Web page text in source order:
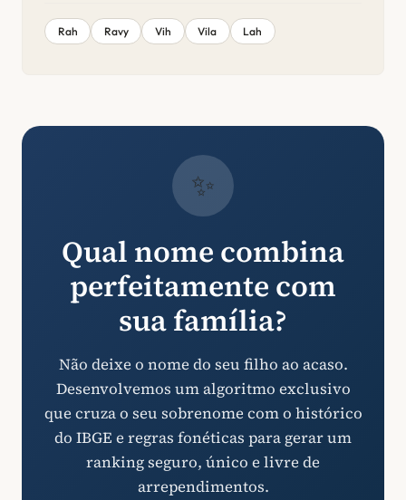
Rah Ravy Vih Vila Lah
✨
Qual nome combina
perfeitamente com
sua família?
Não deixe o nome do seu filho ao acaso.
Desenvolvemos um algoritmo exclusivo
que cruza o seu sobrenome com o histórico
do IBGE e regras fonéticas para gerar um
ranking seguro, único e livre de
arrependimentos.